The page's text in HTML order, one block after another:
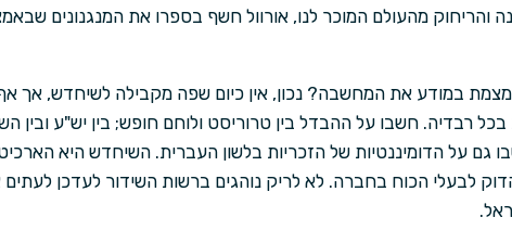
והריחוק מהעולם המוכר לנו, אורוול חשף בספרו את המנגנונים
במודע את המחשבה? נכון, אין כיום שפה מקבילה לשיחדש, אך
רבדיה. חשבו על ההבדל בין טרוריסט ולוחם חופש; בין יש"ע ובין
גם על הדומיננטיות של הזכריות בלשון העברית. השיחדש היא
לבעלי הכוח בחברה. לא לריק נוהגים ברשות השידור לעדכן